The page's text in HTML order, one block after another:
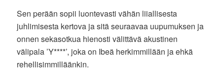
Sen perään sopii luontevasti vähän liiallisesta
juhlimisesta kertova ja sitä seuraavaa uupumuksen ja
onnen sekasotkua hienosti välittävä akustinen
välipala ’Y****’, joka on Ibeä herkimmillään ja ehkä
rehellisimmilläänkin.